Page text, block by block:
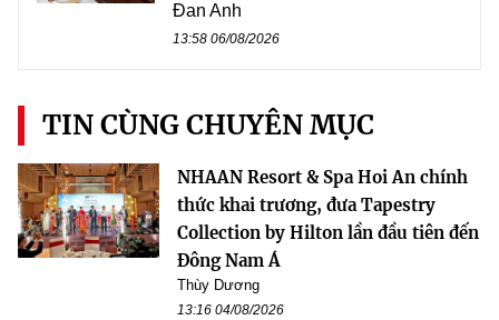
Đan Anh
13:58 06/08/2026
TIN CÙNG CHUYÊN MỤC
NHAAN Resort & Spa Hoi An chính
thức khai trương, đưa Tapestry
Collection by Hilton lần đầu tiên đến
Đông Nam Á
Thùy Dương
13:16 04/08/2026